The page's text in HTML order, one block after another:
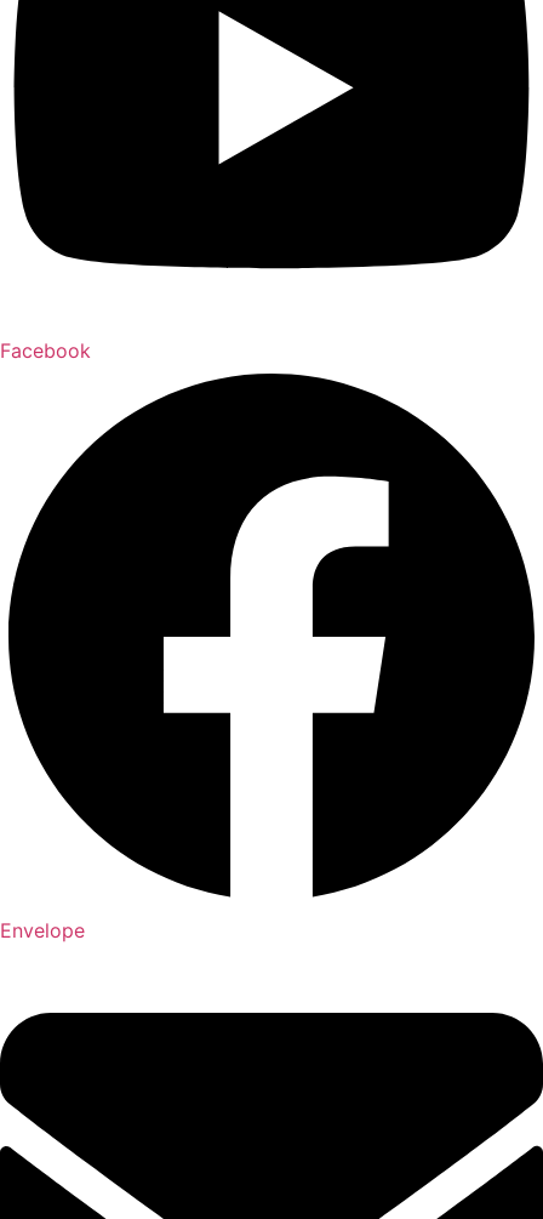
Facebook
Envelope